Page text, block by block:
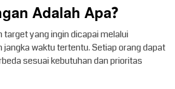
Adalah Apa?
target yang ingin dicapai melalui
jangka waktu tertentu. Setiap orang dapat
sesuai kebutuhan dan prioritas